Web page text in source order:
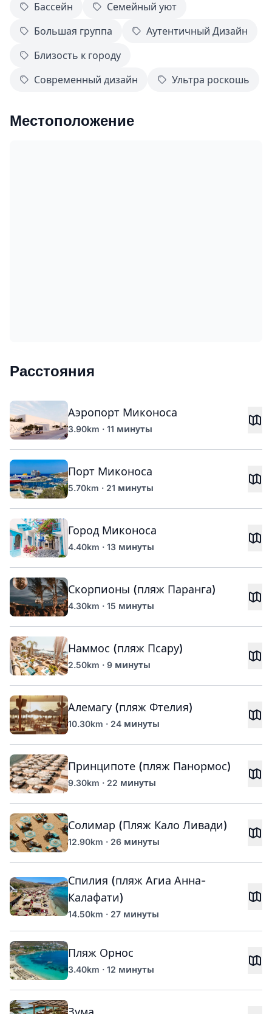
Бассейн
Семейный уют
Большая группа
Аутентичный Дизайн
Близость к городу
Современный дизайн
Ультра роскошь
Местоположение
Расстояния
Аэропорт Миконоса
3.90km · 11 минуты
Порт Миконоса
5.70km · 21 минуты
Город Миконоса
4.40km · 13 минуты
Скорпионы (пляж Паранга)
4.30km · 15 минуты
Наммос (пляж Псару)
2.50km · 9 минуты
Алемагу (пляж Фтелия)
10.30km · 24 минуты
Принципоте (пляж Панормос)
9.30km · 22 минуты
Солимар (Пляж Кало Ливади)
12.90km · 26 минуты
Спилия (пляж Агиа Анна-
Калафати)
14.50km · 27 минуты
Пляж Орнос
3.40km · 12 минуты